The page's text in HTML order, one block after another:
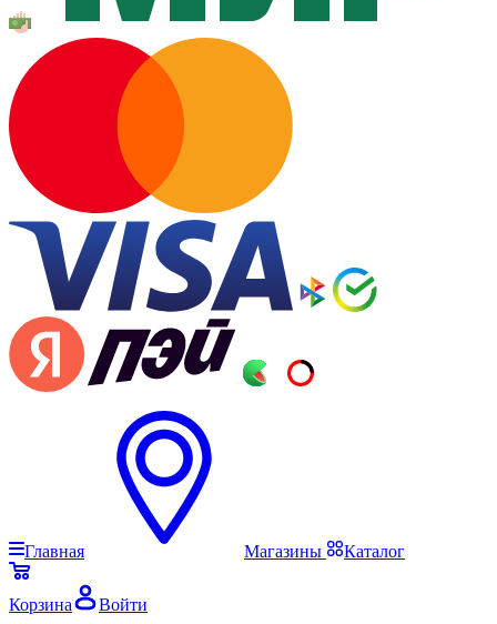
Главная Магазины Каталог
Корзина Войти